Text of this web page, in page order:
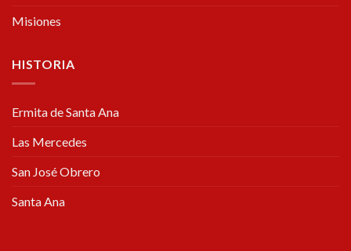
Misiones
HISTORIA
Ermita de Santa Ana
Las Mercedes
San José Obrero
Santa Ana